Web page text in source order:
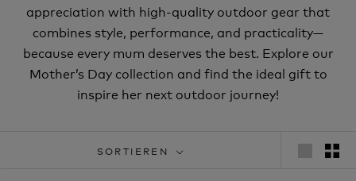
appreciation with high-quality outdoor gear that
combines style, performance, and practicality—
because every mum deserves the best. Explore our
Mother’s Day collection and find the ideal gift to
inspire her next outdoor journey!
SORTIEREN